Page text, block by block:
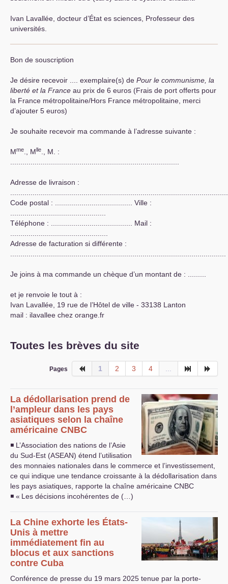
Ivan Lavallée, docteur d’État es sciences, Professeur des
universités.
Bon de souscription
Je désire recevoir .... exemplaire(s) de Pour le communisme, la
liberté et la France au prix de 6 euros (Frais de port offerts pour
la France métropolitaine/Hors France métropolitaine, merci
d’ajouter 5 euros)
Je souhaite recevoir ma commande à l’adresse suivante :
Mme ., Mlle
., M. :
Adresse de livraison :
Code postal : ...................................... Ville :
Téléphone : ........................................ Mail :
Adresse de facturation si différente :
Je joins à ma commande un chèque d’un montant de : .........
et je renvoie le tout à :
Ivan Lavallée, 19 rue de l’Hôtel de ville - 33138 Lanton
mail : ilavallee chez orange.fr
Toutes les brèves du site
Pages 1 2 3 4
La dédollarisation prend de
l’ampleur dans les pays
asiatiques selon la chaîne
américaine CNBC
◾ L’Association des nations de l’Asie
du Sud-Est (ASEAN) étend l’utilisation
des monnaies nationales dans le commerce et l’investissement,
ce qui indique une tendance croissante à la dédollarisation dans
les pays asiatiques, rapporte la chaîne américaine CNBC
◾ « Les décisions incohérentes de (…)
La Chine exhorte les États-
Unis à mettre
immédiatement fin au
blocus et aux sanctions
contre Cuba
Conférence de presse du 19 mars 2025 tenue par la porte-